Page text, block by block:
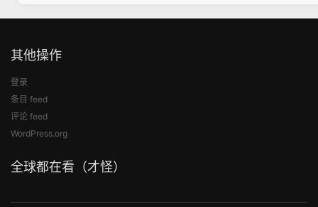
其他操作
登录
条目 feed
评论 feed
WordPress.org
全球都在看（才怪）